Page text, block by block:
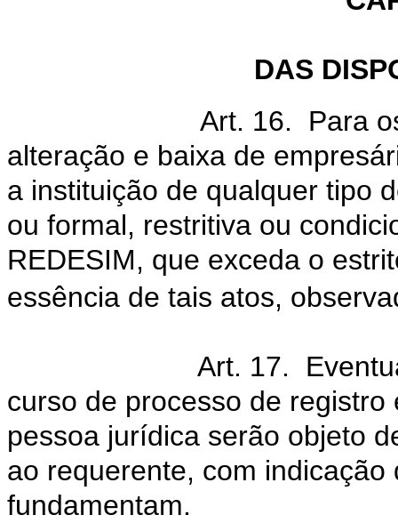
DAS
Art. 16. Para
alteração e baixa de
a instituição de qualquer tipo
ou formal, restritiva ou
REDESIM, que exceda o
essência de tais atos,
Art. 17.
curso de processo de
pessoa jurídica serão objeto
ao requerente, com
fundamentam.